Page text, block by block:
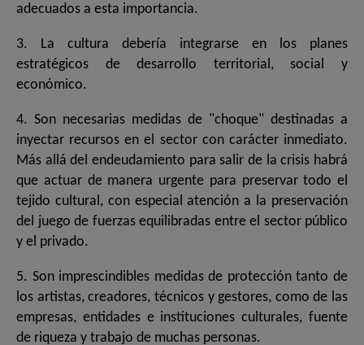
adecuados a esta importancia.
3. La cultura debería integrarse en los planes
estratégicos de desarrollo territorial, social y
económico.
4. Son necesarias medidas de "choque" destinadas a
inyectar recursos en el sector con carácter inmediato.
Más allá del endeudamiento para salir de la crisis habrá
que actuar de manera urgente para preservar todo el
tejido cultural, con especial atención a la preservación
del juego de fuerzas equilibradas entre el sector público
y el privado.
5. Son imprescindibles medidas de protección tanto de
los artistas, creadores, técnicos y gestores, como de las
empresas, entidades e instituciones culturales, fuente
de riqueza y trabajo de muchas personas.